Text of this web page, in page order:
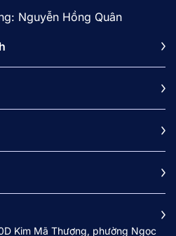
Nguyễn Hồng Quân
Kim Mã Thượng, phường Ngọc